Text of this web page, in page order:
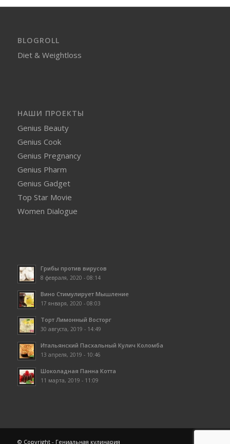
BLOGROLL
Diet & Weightloss
НАШИ ПРОЕКТЫ
Genius Beauty
Genius Cook
Genius Pregnancy
Genius Pharm
Genius Gadget
Top Star Movie
Women Dialogue
Грибы против вирусов
8 февраля, 2020 - 08:14
Вино Стимулирует Мышление
17 января, 2020 - 08:03
Торт Лимонный Восторг
30 августа, 2019 - 14:49
Итальянский Пасхальный Кулич Коломба
13 апреля, 2019 - 10:46
Шоколадная Панна Котта
11 марта, 2019 - 11:09
© Copyright - Гениальная кулинария